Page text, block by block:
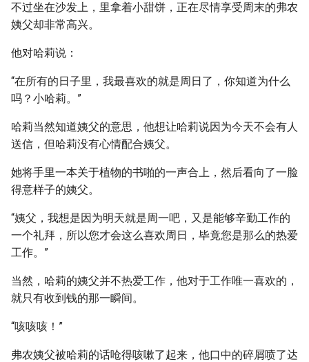
不过坐在沙发上，里拿着小甜饼，正在尽情享受周末的弗农
姨父却非常高兴。
他对哈莉说：
“在所有的日子里，我最喜欢的就是周日了，你知道为什么
吗？小哈莉。”
哈莉当然知道姨父的意思，他想让哈莉说因为今天不会有人
送信，但哈莉没有心情配合姨父。
她将手里一本关于植物的书啪的一声合上，然后看向了一脸
得意样子的姨父。
“姨父，我想是因为明天就是周一吧，又是能够辛勤工作的
一个礼拜，所以您才会这么喜欢周日，毕竟您是那么的热爱
工作。”
当然，哈莉的姨父并不热爱工作，他对于工作唯一喜欢的，
就只有收到钱的那一瞬间。
“咳咳咳！”
弗农姨父被哈莉的话呛得咳嗽了起来，他口中的碎屑喷了达